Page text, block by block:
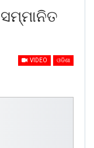
VIDEO ଓଡିଶା